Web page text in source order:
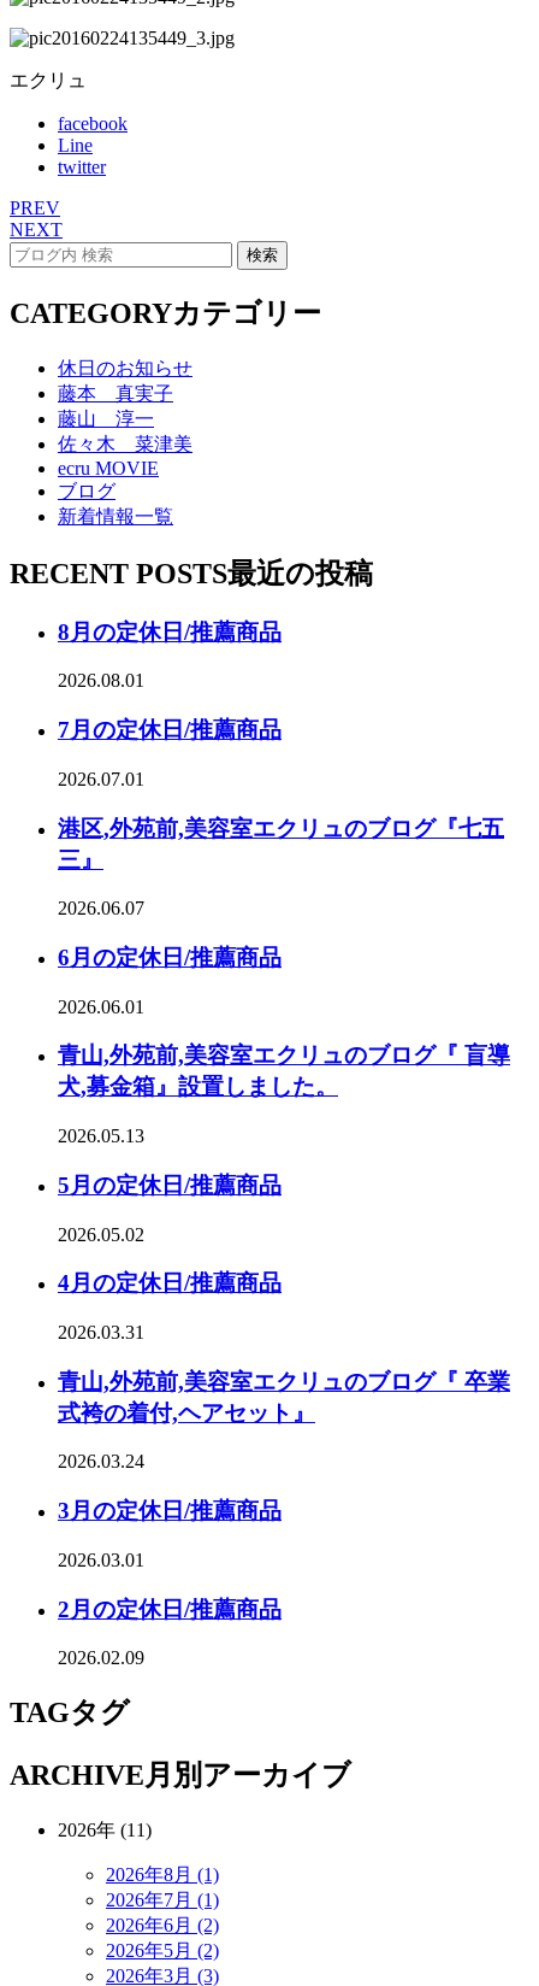
エクリュ
facebook
Line
twitter
PREV
NEXT
CATEGORYカテゴリー
休日のお知らせ
藤本 真実子
藤山 淳一
佐々木 菜津美
ecru MOVIE
ブログ
新着情報一覧
RECENT POSTS最近の投稿
8月の定休日/推薦商品
2026.08.01
7月の定休日/推薦商品
2026.07.01
港区,外苑前,美容室エクリュのブログ『七五
三』
2026.06.07
6月の定休日/推薦商品
2026.06.01
青山,外苑前,美容室エクリュのブログ『 盲導
犬,募金箱』設置しました。
2026.05.13
5月の定休日/推薦商品
2026.05.02
4月の定休日/推薦商品
2026.03.31
青山,外苑前,美容室エクリュのブログ『 卒業
式袴の着付,ヘアセット』
2026.03.24
3月の定休日/推薦商品
2026.03.01
2月の定休日/推薦商品
2026.02.09
TAGタグ
ARCHIVE月別アーカイブ
2026年 (11)
2026年8月 (1)
2026年7月 (1)
2026年6月 (2)
2026年5月 (2)
2026年3月 (3)